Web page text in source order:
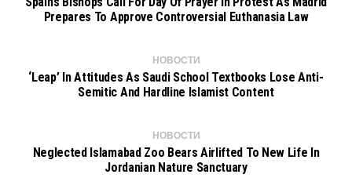
Prepares To Approve Controversial Euthanasia Law
НОВОСТИ
‘Leap’ In Attitudes As Saudi School Textbooks Lose Anti-
Semitic And Hardline Islamist Content
НОВОСТИ
Neglected Islamabad Zoo Bears Airlifted To New Life In
Jordanian Nature Sanctuary